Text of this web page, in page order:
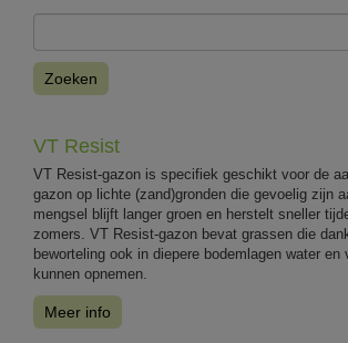
Zoeken
VT Resist
VT Resist-gazon is specifiek geschikt voor de
gazon op lichte (zand)gronden die gevoelig zijn
mengsel blijft langer groen en herstelt sneller
zomers. VT Resist-gazon bevat grassen die
beworteling ook in diepere bodemlagen water en
kunnen opnemen.
Meer info